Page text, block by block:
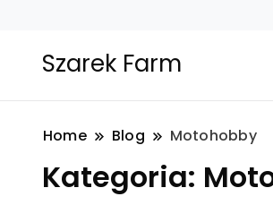
Szarek Farm
Home Blog Motohobby
Kategoria: